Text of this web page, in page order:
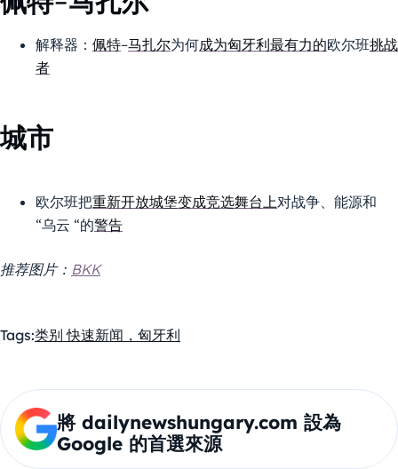
解释器： 佩特–马扎尔为何成为匈牙利最有力的欧尔班挑战
者
城市
欧尔班把重新开放城堡变成竞选舞台上对战争、能源和
“乌云 “的警告
推荐图片： BKK
Tags:类别 快速新闻，匈牙利
將 dailynewshungary.com 設為
Google 的首選來源